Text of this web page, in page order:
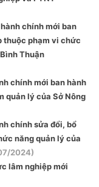
chính mới ban
thuộc phạm vi chức
Thuận
chính mới ban hành
quản lý của Sở Nông
chính sửa đổi, bổ
năng quản lý của
2024)
lâm nghiệp mới